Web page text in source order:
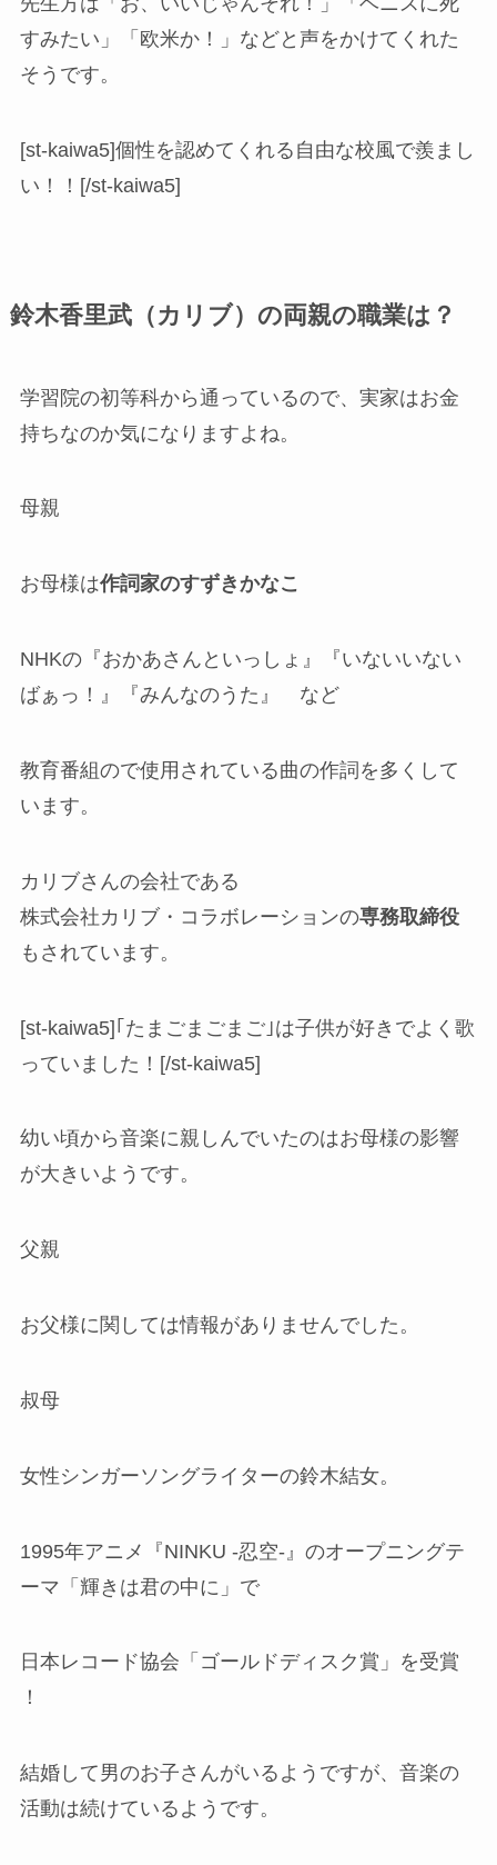
すみたい」「欧米か！」などと声をかけてくれた
そうです。
[st-kaiwa5]個性を認めてくれる自由な校風で羨まし
い！！[/st-kaiwa5]
鈴木香里武（カリブ）の両親の職業は？
学習院の初等科から通っているので、実家はお金
持ちなのか気になりますよね。
母親
お母様は作詞家のすずきかなこ
NHKの『おかあさんといっしょ』『いないいない
ばぁっ！』『みんなのうた』 など
教育番組ので使用されている曲の作詞を多くして
います。
カリブさんの会社である
株式会社カリブ・コラボレーションの専務取締役
もされています。
[st-kaiwa5]｢たまごまごまご｣は子供が好きでよく歌
っていました！[/st-kaiwa5]
幼い頃から音楽に親しんでいたのはお母様の影響
が大きいようです。
父親
お父様に関しては情報がありませんでした。
叔母
女性シンガーソングライターの鈴木結女。
1995年アニメ『NINKU -忍空-』のオープニングテ
ーマ「輝きは君の中に」で
日本レコード協会「ゴールドディスク賞」を受賞
！
結婚して男のお子さんがいるようですが、音楽の
活動は続けているようです。